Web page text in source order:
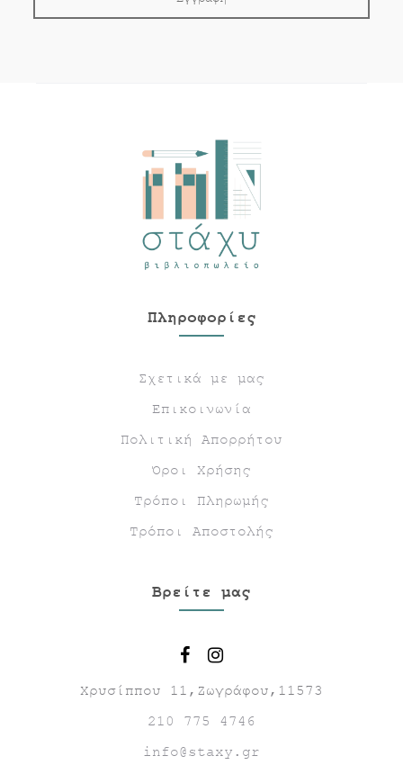
Πληροφορίες
Σχετικά με μας
Επικοινωνία
Πολιτική Απορρήτου
Όροι Χρήσης
Τρόποι Πληρωμής
Τρόποι Αποστολής
Βρείτε μας
Χρυσίππου 11,Ζωγράφου,11573
210 775 4746
info@staxy.gr